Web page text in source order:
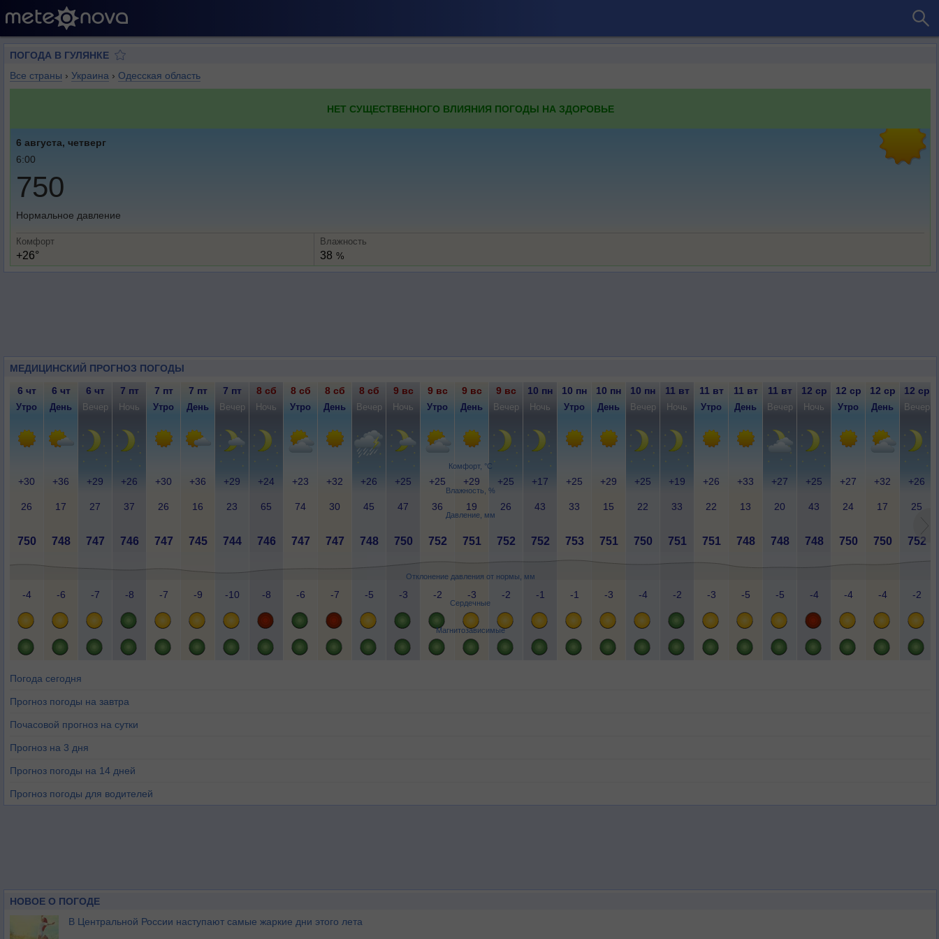
ПОГОДА В ГУЛЯНКЕ
Все страны › Украина › Одесская область
НЕТ СУЩЕСТВЕННОГО ВЛИЯНИЯ ПОГОДЫ НА ЗДОРОВЬЕ
6 августа, четверг
6:00
750
Нормальное давление
Комфорт
+26°
Влажность
38 %
МЕДИЦИНСКИЙ ПРОГНОЗ ПОГОДЫ
Комфорт, °C
Влажность, %
Давление, мм
Отклонение давления от нормы, мм
Сердечные
Магнитозависимые
6 чт 6 чт 6 чт 7 пт 7 пт 7 пт 7 пт 8 сб 8 сб 8 сб 8 сб 9 вс 9 вс 9 вс 9 вс 10 пн 10 пн 10 пн 10 пн 11 вт 11 вт 11 вт 11 вт 12 ср 12 ср 12 ср 12 ср
Утро День Вечер Ночь Утро День Вечер Ночь Утро День Вечер Ночь Утро День Вечер Ночь Утро День Вечер Ночь Утро День Вечер Ночь Утро День Вечер
+30 +36 +29 +26 +30 +36 +29 +24 +23 +32 +26 +25 +25 +29 +25 +17 +25 +29 +25 +19 +26 +33 +27 +25 +27 +32 +26
26 17 27 37 26 16 23 65 74 30 45 47 36 19 26 43 33 15 22 33 22 13 20 43 24 17 25
750 748 747 746 747 745 744 746 747 747 748 750 752 751 752 752 753 751 750 751 751 748 748 748 750 750 752
-4 -6 -7 -8 -7 -9 -10 -8 -6 -7 -5 -3 -2 -3 -2 -1 -1 -3 -4 -2 -3 -5 -5 -4 -4 -4 -2
Погода сегодня
Прогноз погоды на завтра
Почасовой прогноз на сутки
Прогноз на 3 дня
Прогноз погоды на 14 дней
Прогноз погоды для водителей
НОВОЕ О ПОГОДЕ
В Центральной России наступают самые жаркие дни этого лета